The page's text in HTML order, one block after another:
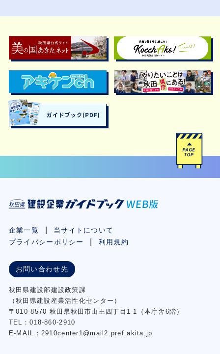
企業一覧
当サイトについて
プライバシーポリシー
利用規約
お問い合わせ先
秋⽥県建設部建設政策課
（秋⽥県建設産業活性化センター）
〒010-8570 秋田県秋田市⼭王四丁⽬1-1（本庁舎6階）
TEL：018-860-2910
E-MAIL：2910center1@mail2.pref.akita.jp